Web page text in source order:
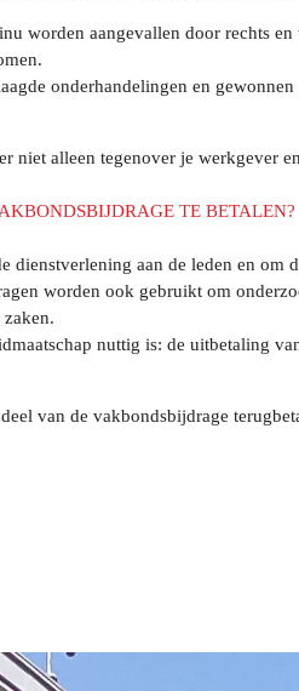
worden aangevallen door rechts
onderhandelingen en
niet alleen tegenover je werkgever
TE BETALEN?
dienstverlening aan de leden en
worden ook gebruikt om
nuttig is: de uitbetaling
van de vakbondsbijdrage